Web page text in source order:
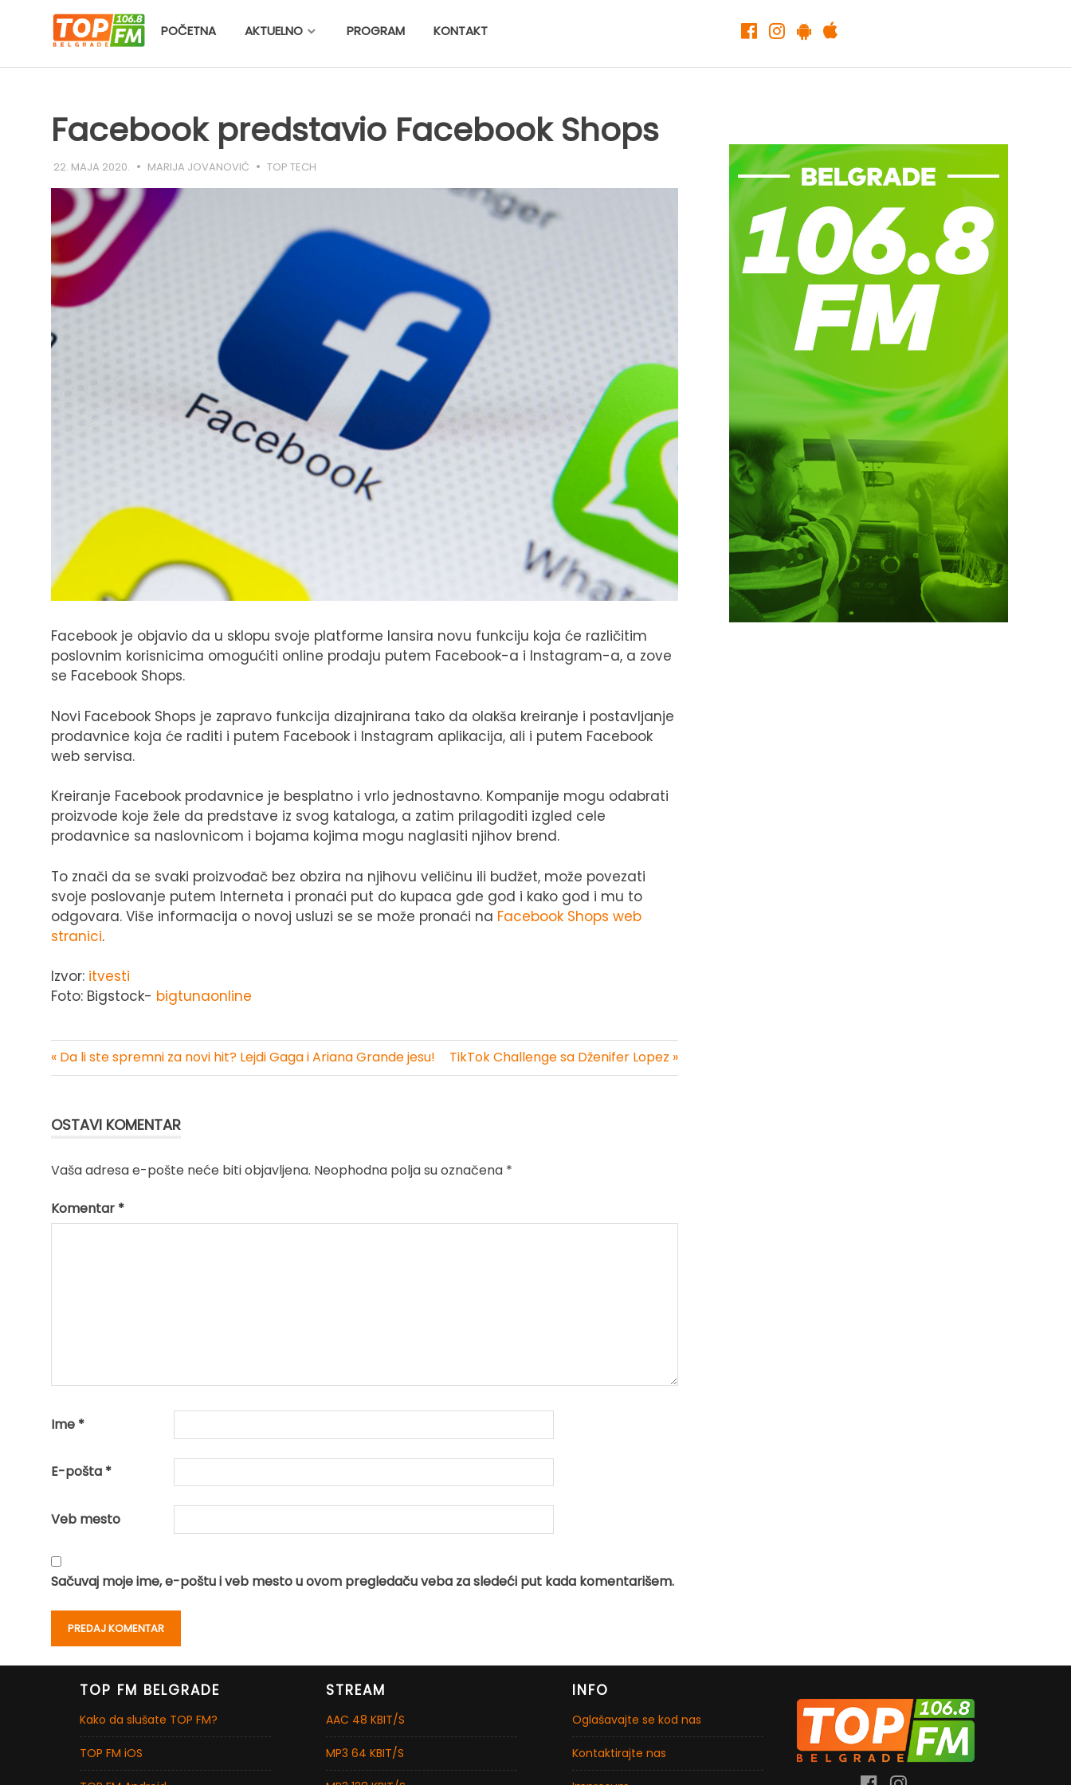
POČETNA AKTUELNO PROGRAM KONTAKT
Facebook predstavio Facebook Shops
22. MAJA 2020. MARIJA JOVANOVIĆ TOP TECH
Facebook je objavio da u sklopu svoje platforme lansira novu funkciju koja će različitim
poslovnim korisnicima omogućiti online prodaju putem Facebook-a i Instagram-a, a zove
se Facebook Shops.
Novi Facebook Shops je zapravo funkcija dizajnirana tako da olakša kreiranje i postavljanje
prodavnice koja će raditi i putem Facebook i Instagram aplikacija, ali i putem Facebook
web servisa.
Kreiranje Facebook prodavnice je besplatno i vrlo jednostavno. Kompanije mogu odabrati
proizvode koje žele da predstave iz svog kataloga, a zatim prilagoditi izgled cele
prodavnice sa naslovnicom i bojama kojima mogu naglasiti njihov brend.
To znači da se svaki proizvođač bez obzira na njihovu veličinu ili budžet, može povezati
svoje poslovanje putem Interneta i pronaći put do kupaca gde god i kako god i mu to
odgovara. Više informacija o novoj usluzi se se može pronaći na Facebook Shops web
stranici.
Izvor: itvesti
Foto: Bigstock- bigtunaonline
Kretanje
« Da li ste spremni za novi hit? Lejdi Gaga i Ariana Grande jesu! TikTok Challenge sa Dženifer Lopez »
OSTAVI KOMENTAR
Vaša adresa e-pošte neće biti objavljena. Neophodna polja su označena *
Komentar *
Ime *
E-pošta *
Veb mesto
Sačuvaj moje ime, e-poštu i veb mesto u ovom pregledaču veba za sledeći put kada komentarišem.
TOP FM BELGRADE
Kako da slušate TOP FM?
TOP FM iOS
STREAM
AAC 48 KBIT/S
MP3 64 KBIT/S
INFO
Oglašavajte se kod nas
Kontaktirajte nas